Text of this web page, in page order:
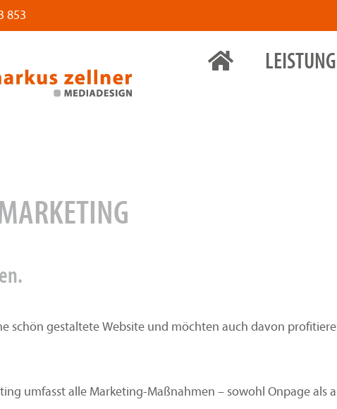
853
schön gestaltete Website und möchten auch davon
umfasst alle Marketing-Maßnahmen – sowohl Onpage als